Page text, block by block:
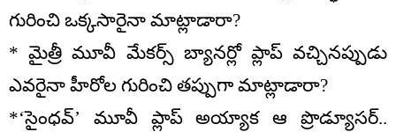
గురించి ఒక్కసారైనా మాట్లాడారా?
* మైత్రీ మూవీ మేకర్స్ బ్యానర్లో ప్లాప్ వచ్చినప్పుడు
ఎవరైనా హీరోల గురించి తప్పుగా మాట్లాడారా?
*‘సైంధవ్’ మూవీ ప్లాప్ అయ్యాక ఆ ప్రొడ్యూసర్..